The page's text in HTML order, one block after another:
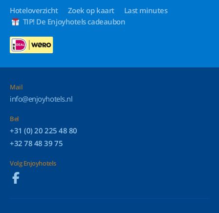
Hoteloverzicht Zoek op kaart
Last minutes
TIP! De Enjoyhotels cadeaubon
Mail
info@enjoyhotels.nl
Bel
+31 (0) 20 225 48 80
+32 78 48 39 75
Volg Enjoyhotels